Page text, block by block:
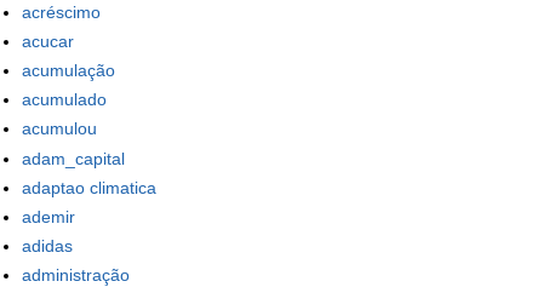
acréscimo
acucar
acumulação
acumulado
acumulou
adam_capital
adaptao climatica
ademir
adidas
administração